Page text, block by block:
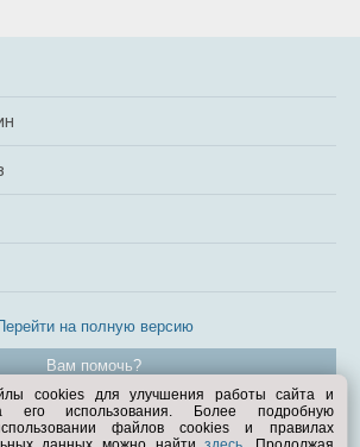
на полную версию
Вам помочь?
© Exist.ru 1998—2026
cookies для улучшения работы сайта и
его использования. Более подробную
файлов cookies и правилах